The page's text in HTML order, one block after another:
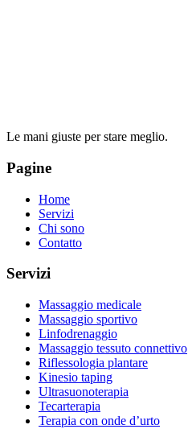
Le mani giuste per stare meglio.
Pagine
Home
Servizi
Chi sono
Contatto
Servizi
Massaggio medicale
Massaggio sportivo
Linfodrenaggio
Massaggio tessuto connettivo
Riflessologia plantare
Kinesio taping
Ultrasuonoterapia
Tecarterapia
Terapia con onde d’urto